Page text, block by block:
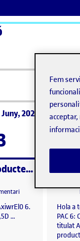
2023
6. Creem un producte: parallax 2,5D
el 6. Creem un
6.
…
Hola a
PAC 6:
titulat
Fem